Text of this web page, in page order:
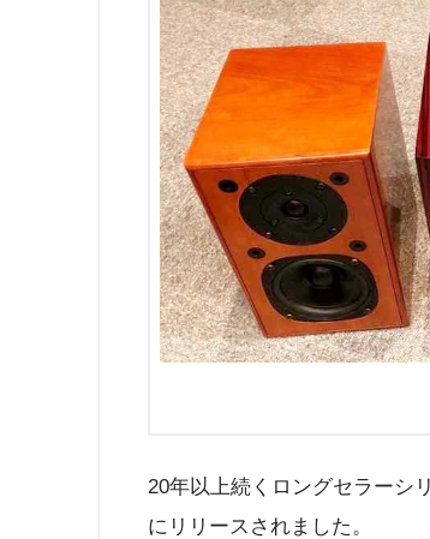
20年以上続くロングセラーシ
にリリースされました。